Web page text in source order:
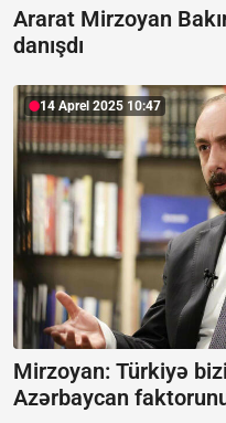
Ararat Mirzoyan
danışdı
14 Aprel 2025 10:47
Mirzoyan: Türkiyə
Azərbaycan